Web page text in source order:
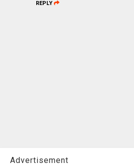
REPLY
Advertisement